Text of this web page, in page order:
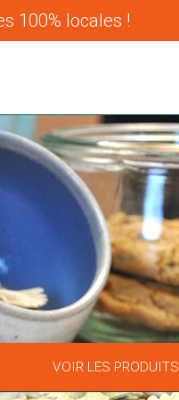
100% locales !
VOIR LES PRODUITS